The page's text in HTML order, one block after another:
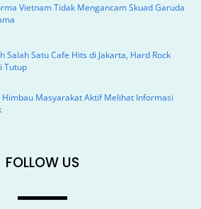
Vietnam Tidak Mengancam Skuad Garuda
Salah Satu Cafe Hits di Jakarta, Hard Rock
Tutup
Himbau Masyarakat Aktif Melihat Informasi
FOLLOW US